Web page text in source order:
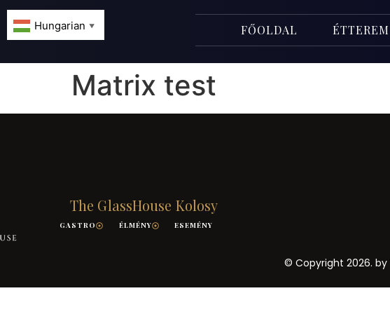
Hungarian ▼ FŐOLDAL ÉTTEREM
Matrix test
The GlassHouse Kolosy
GASTRO ÉLMÉNY ESEMÉNY
© Copyright 2026. by